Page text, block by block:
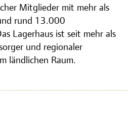
Mitglieder mit mehr als
rund 13.000
Lagerhaus ist seit mehr als
und regionaler
ländlichen Raum.